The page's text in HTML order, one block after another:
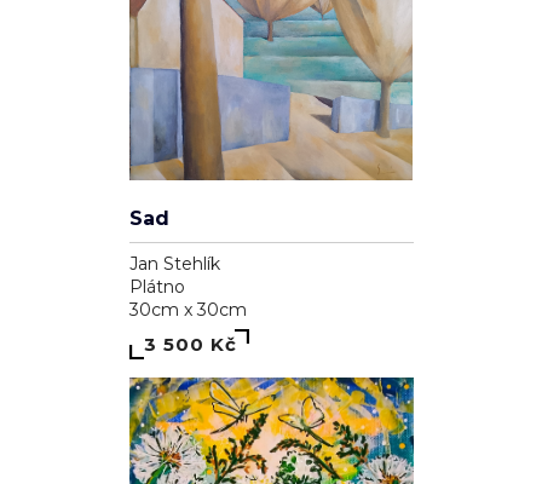
Sad
Jan Stehlík
Plátno
30cm x 30cm
3 500 Kč